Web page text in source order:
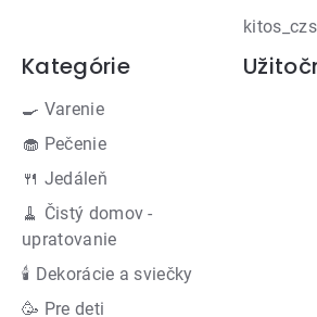
Kategórie
🍳 Varenie
🧁 Pečenie
🍴 Jedáleň
🧹 Čistý domov -
upratovanie
🕯 Dekorácie a sviečky
🥳 Pre deti